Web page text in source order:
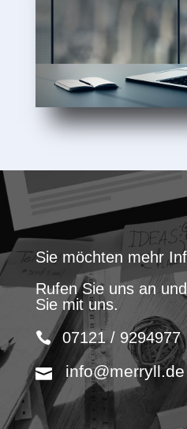
Sie möchten mehr
Rufen Sie uns an
Sie mit uns.
07121 / 9294977
info@merryll.de